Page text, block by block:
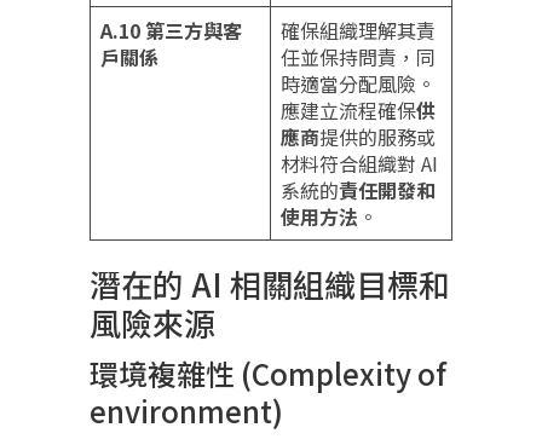
A.10 第三方與客
戶關係
確保組織理解其責
任並保持問責，同
時適當分配風險。
應建立流程確保供
應商提供的服務或
材料符合組織對 AI
系統的責任開發和
使用方法 。
潛在的 AI 相關組織目標和
風險來源
環境複雜性 (Complexity of
environment)